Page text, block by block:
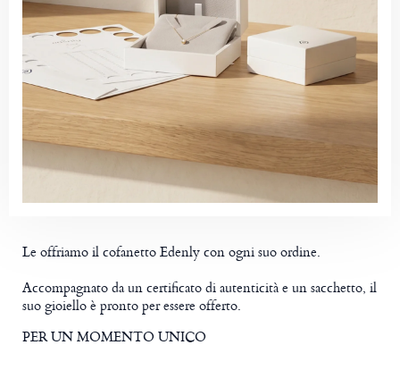
Le offriamo il cofanetto Edenly con ogni suo ordine.
Accompagnato da un certificato di autenticità e un sacchetto, il
suo gioiello è pronto per essere offerto.
PER UN MOMENTO UNICO